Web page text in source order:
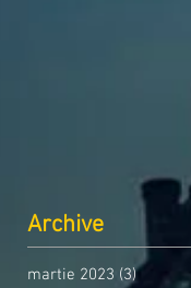
Archive
martie 2023 (3)3 postări